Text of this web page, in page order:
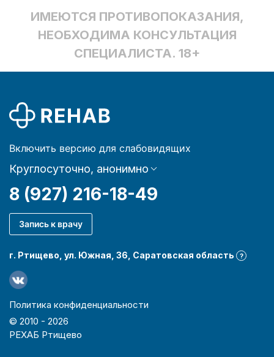
ИМЕЮТСЯ ПРОТИВОПОКАЗАНИЯ,
НЕОБХОДИМА КОНСУЛЬТАЦИЯ
СПЕЦИАЛИСТА. 18+
Включить версию для слабовидящих
Круглосуточно, анонимно
8 (927) 216-18-49
Запись к врачу
г. Ртищево, ул. Южная, 36, Саратовская область ?
Политика конфиденциальности
© 2010 - 2026
РЕХАБ Ртищево